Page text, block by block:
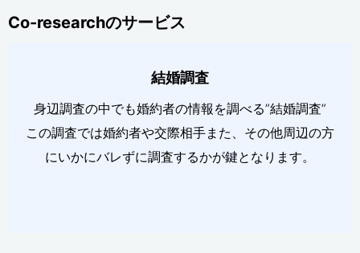
Co-researchのサービス
結婚調査
身辺調査の中でも婚約者の情報を調べる”結婚調査”
この調査では婚約者や交際相手また、その他周辺の方
にいかにバレずに調査するかが鍵となります。